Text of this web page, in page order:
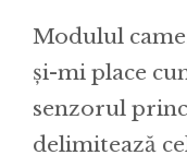
Modulul
și-mi place
senzorul
delimitează